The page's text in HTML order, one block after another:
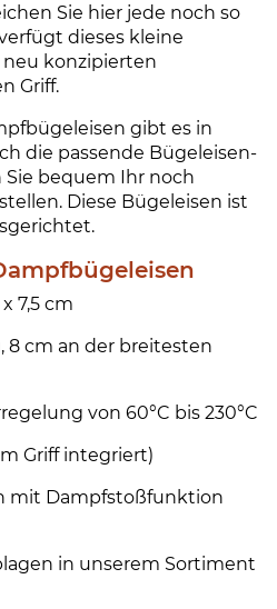
Sie hier jede noch so
dieses kleine
konzipierten
Griff.
gibt es in
die passende Bügeleisen-
bequem Ihr noch
Diese Bügeleisen ist
7,5 cm
8 cm an der breitesten
von 60°C bis 230°C
Griff integriert)
mit Dampfstoßfunktion
in unserem Sortiment